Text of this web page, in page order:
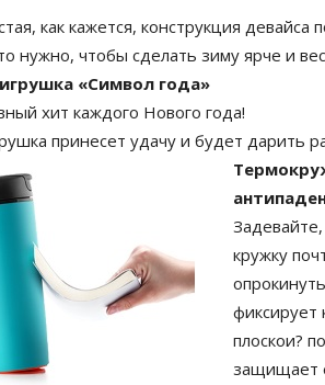
как кажется, конструкция девайса
нужно, чтобы сделать зиму ярче и
«Символ года»
хит каждого Нового года!
принесет удачу и будет дарить
кружку
фиксирует
плоскои?
защищает